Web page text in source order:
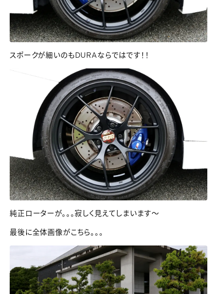
スポークが細いのもDURAならではです！！
純正ローターが。。。寂しく見えてしまいます～
最後に全体画像がこちら。。。